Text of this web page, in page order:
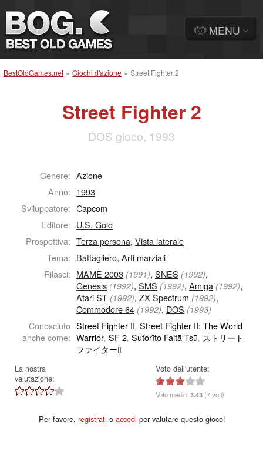
BestOldGames.net » Giochi d'azione » Street Fighter 2
Street Fighter 2
DOS gioco, 1993
Genere: Azione
Anno: 1993
Sviluppatore: Capcom
Editore: U.S. Gold
Prospettiva: Terza persona,Vista laterale
Tema: Battagliero,Arti marziali
Rilasci: MAME 2003 (1991),SNES (1992),
Genesis (1992),SMS (1992),Amiga (1992),
Atari ST (1992),ZX Spectrum (1992),
Commodore 64 (1992), DOS (1993)
Conosciuto
anche come:
Street Fighter II, Street Fighter II: The World
Warrior, SF 2, Sutorīto Faitā Tsū, ストリート
ファイターⅡ
La nostra
valutazione:
Voto dell'utente:
Voto medio:3.43 (7 voti)
Per favore,registrati oaccedi per valutare questo gioco!
MENU